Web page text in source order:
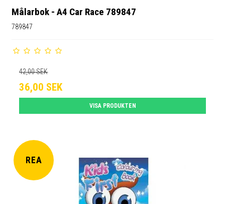
Målarbok - A4 Car Race 789847
789847
42,00 SEK
36,00 SEK
VISA PRODUKTEN
REA